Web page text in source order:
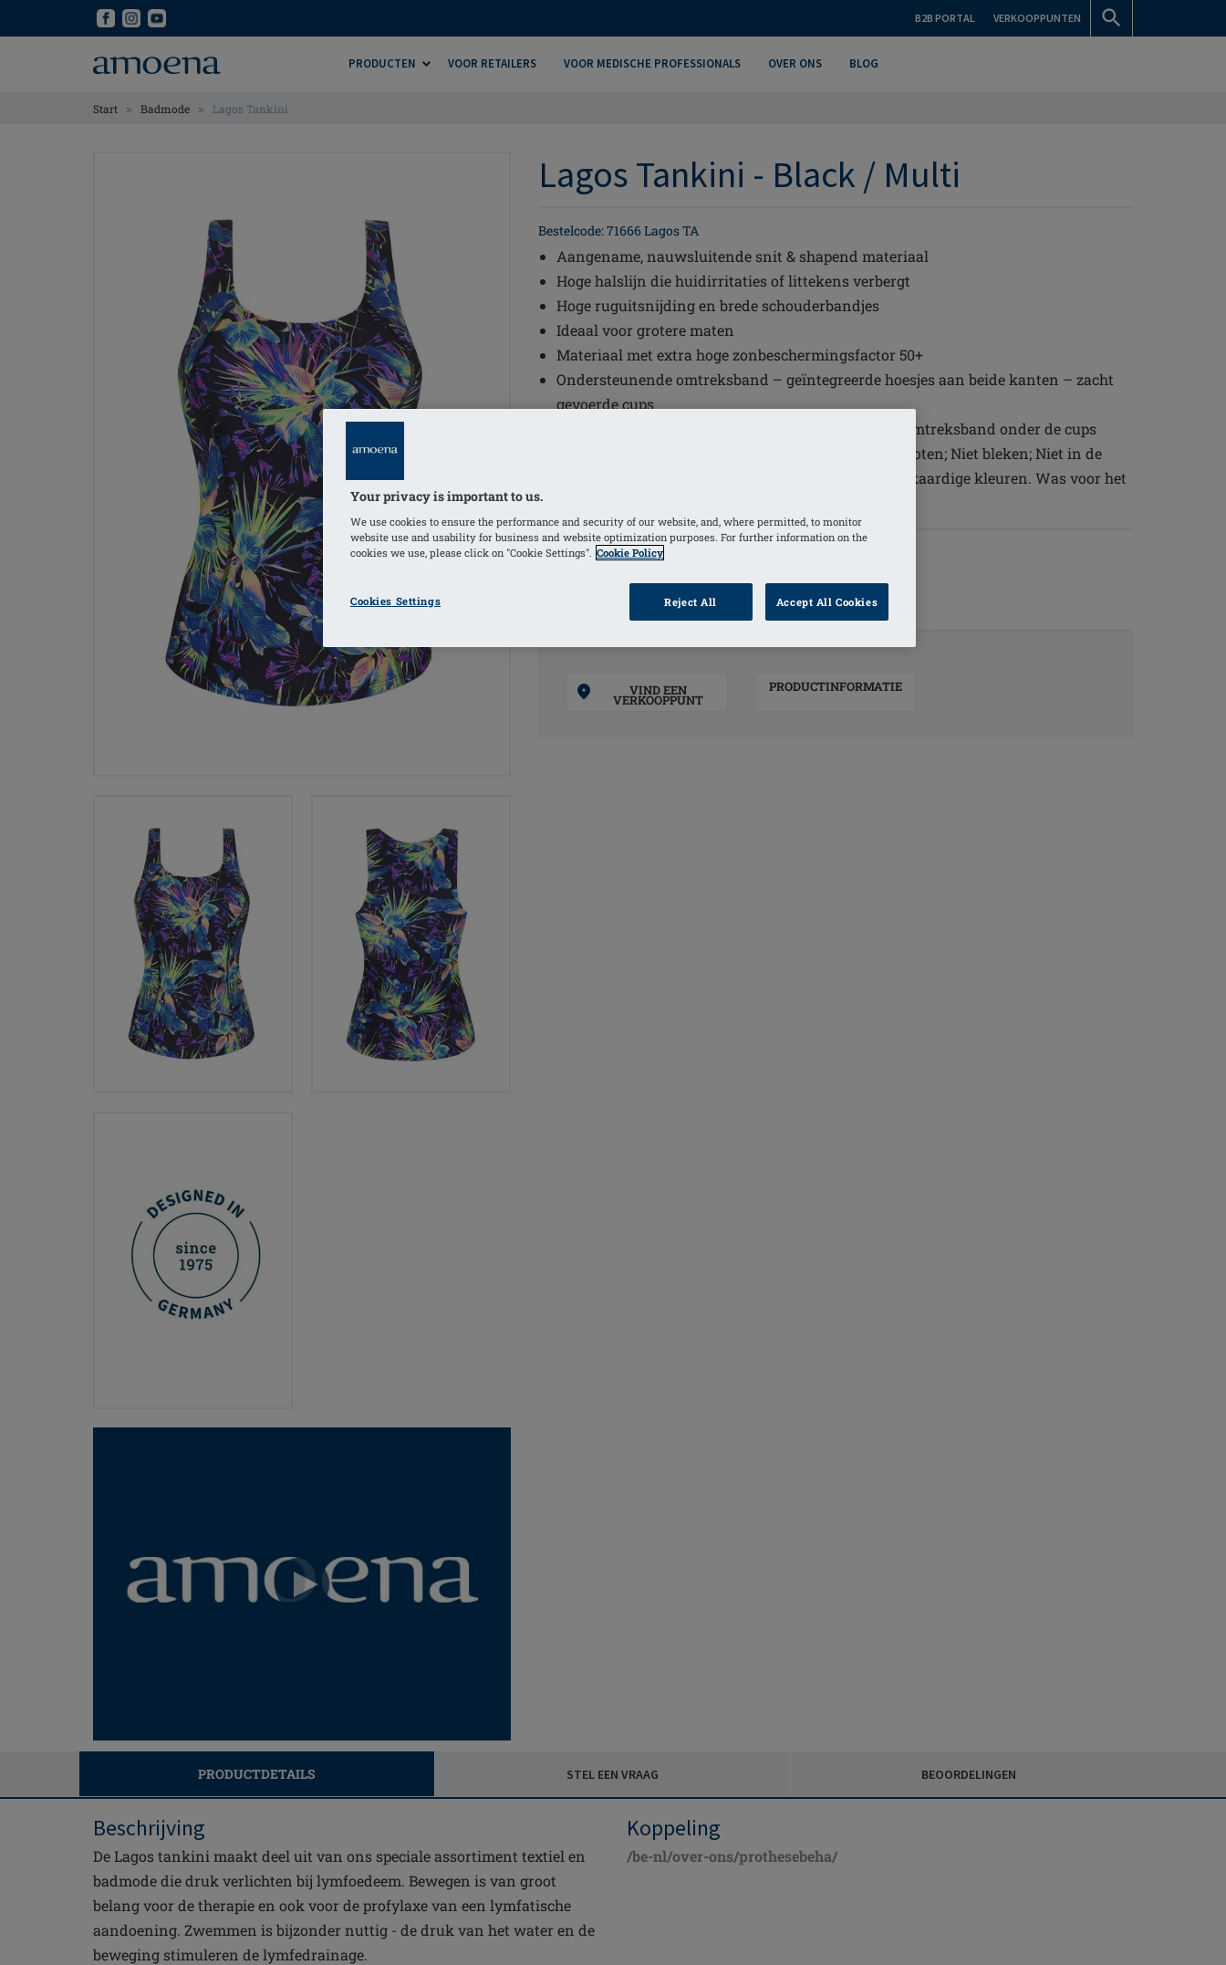
B2B PORTAL VERKOOPPUNTEN
PRODUCTEN VOOR RETAILERS VOOR MEDISCHE PROFESSIONALS OVER ONS BLOG
Start > Badmode > Lagos Tankini
Lagos Tankini - Black / Multi
Bestelcode: 71666 Lagos TA
Aangename, nauwsluitende snit & shapend materiaal
Hoge halslijn die huidirritaties of littekens verbergt
Hoge ruguitsnijding en brede schouderbandjes
Ideaal voor grotere maten
Materiaal met extra hoge zonbeschermingsfactor 50+
Ondersteunende omtreksband – geïntegreerde hoesjes aan beide kanten – zacht
gevoerde cups
Amoena Wave Seam – extra steun verwerkt in de omtreksband onder de cups
30°C koude handwas, met haak- en oogsluiting gesloten; Niet bleken; Niet in de
droger; Niet strijken; Geen droogkuis. Was met gelijkaardige kleuren. Was voor het
KLEUREN
Black / Multi
Black / White
VIND EEN
VERKOOPPUNT
PRODUCTINFORMATIE
PRODUCTDETAILS STEL EEN VRAAG BEOORDELINGEN
Beschrijving
De Lagos tankini maakt deel uit van ons speciale assortiment textiel en
badmode die druk verlichten bij lymfoedeem. Bewegen is van groot
belang voor de therapie en ook voor de profylaxe van een lymfatische
aandoening. Zwemmen is bijzonder nuttig - de druk van het water en de
beweging stimuleren de lymfedrainage.
Koppeling
/be-nl/over-ons/prothesebeha/
Your privacy is important to us.
We use cookies to ensure the performance and security of our website, and, where permitted, to monitor
website use and usability for business and website optimization purposes. For further information on the
cookies we use, please click on "Cookie Settings". Cookie Policy
Cookies Settings Reject All Accept All Cookies